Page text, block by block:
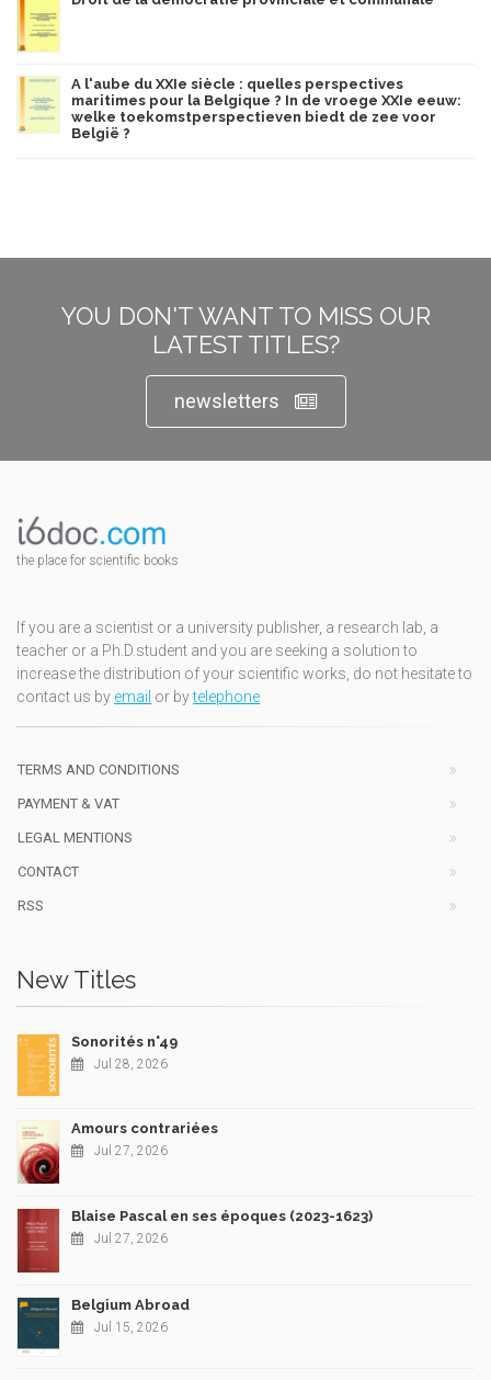
A l'aube du XXIe siècle : quelles perspectives
maritimes pour la Belgique ? In de vroege XXIe eeuw:
welke toekomstperspectieven biedt de zee voor
België ?
YOU DON'T WANT TO MISS OUR
LATEST TITLES?
newsletters
the place for scientific books
If you are a scientist or a university publisher, a research lab, a
teacher or a Ph.D.student and you are seeking a solution to
increase the distribution of your scientific works, do not hesitate to
contact us by email or bytelephone
TERMS AND CONDITIONS
PAYMENT & VAT
LEGAL MENTIONS
CONTACT
RSS
New Titles
Sonorités n°49
Jul 28, 2026
Amours contrariées
Jul 27, 2026
Blaise Pascal en ses époques (2023-1623)
Jul 27, 2026
Belgium Abroad
Jul 15, 2026